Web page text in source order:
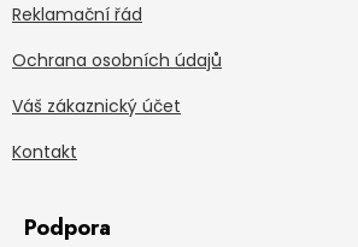
Reklamační řád
Ochrana osobních údajů
Váš zákaznický účet
Kontakt
Podpora